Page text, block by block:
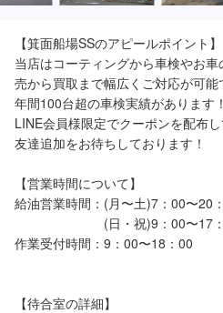
【箕面船場SSのアピールポイント】
当店はコーティングから車検やお
売から買取まで幅広くご対応が可能
年間100台超の車検実績があります！
LINE会員様限定でクーポンを配布
友達追加をお待ちしております！
【営業時間について】
給油営業時間：(月〜土)7：00〜20
(日・祝)9：00〜17：
作業受付時間：9：00〜18：00
【待合室の詳細】